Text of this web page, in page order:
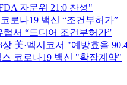
자문위 21:0 찬성"
로나19 백신 “조건부허가”
서 “드디어 조건부허가”
美·멕시코서 "예방효율
코로나19 백신 "확장계약"